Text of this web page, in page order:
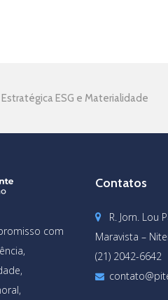
ESG e Materialidade
com
Contatos
R. Jorn. Lou
Maravista –
(21) 2042-6642